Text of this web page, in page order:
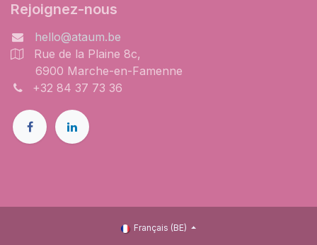
Rejoignez-nous
hello@ataum.be
Rue de la Plaine 8c,
6900 Marche-en-Famenne
+32 84 37 73 36
Français (BE)